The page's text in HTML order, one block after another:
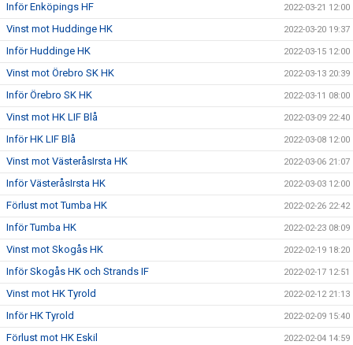
Inför Enköpings HF 2022-03-21 12:00
Vinst mot Huddinge HK 2022-03-20 19:37
Inför Huddinge HK 2022-03-15 12:00
Vinst mot Örebro SK HK 2022-03-13 20:39
Inför Örebro SK HK 2022-03-11 08:00
Vinst mot HK LIF Blå 2022-03-09 22:40
Inför HK LIF Blå 2022-03-08 12:00
Vinst mot VästeråsIrsta HK 2022-03-06 21:07
Inför VästeråsIrsta HK 2022-03-03 12:00
Förlust mot Tumba HK 2022-02-26 22:42
Inför Tumba HK 2022-02-23 08:09
Vinst mot Skogås HK 2022-02-19 18:20
Inför Skogås HK och Strands IF 2022-02-17 12:51
Vinst mot HK Tyrold 2022-02-12 21:13
Inför HK Tyrold 2022-02-09 15:40
Förlust mot HK Eskil 2022-02-04 14:59